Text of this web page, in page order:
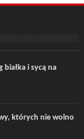
białka i sycą na
których nie wolno